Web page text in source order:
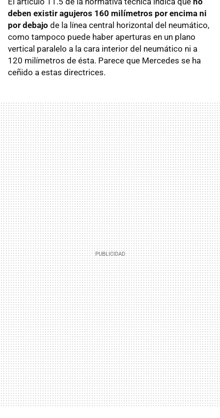
deben existir agujeros 160 milímetros por encima ni
por debajo de la línea central horizontal del neumático,
como tampoco puede haber aperturas en un plano
vertical paralelo a la cara interior del neumático ni a
120 milímetros de ésta. Parece que Mercedes se ha
ceñido a estas directrices.